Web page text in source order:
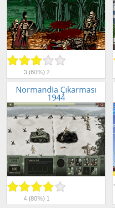
3 (60%) 2
Normandia Çıkarması
1944
4(80%) 1